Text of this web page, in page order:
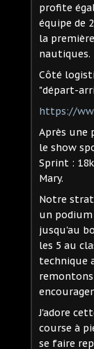
profite
équipe de
la
nautiques.
Côté
"départ-
https://
Après une
le show
Sprint :
Mary.
Notre
un
jusqu'au
les 5 au
technique
remontons
J'adore
course à
se faire